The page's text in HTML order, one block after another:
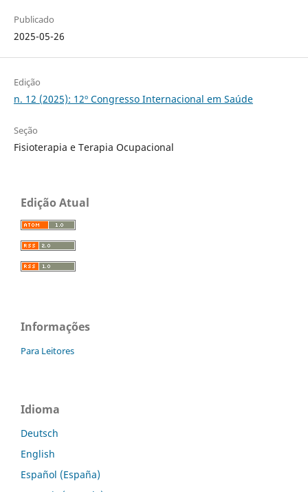
Publicado
2025-05-26
Edição
n. 12 (2025): 12º Congresso Internacional em Saúde
Seção
Fisioterapia e Terapia Ocupacional
Edição Atual
Informações
Para Leitores
Idioma
Deutsch
English
Español (España)